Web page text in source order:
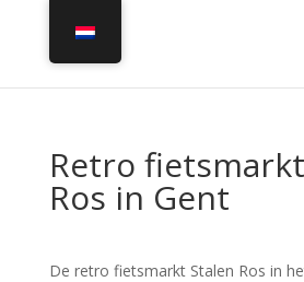
Retro
Ros in Gent
De retro fietsmarkt Stalen Ros in